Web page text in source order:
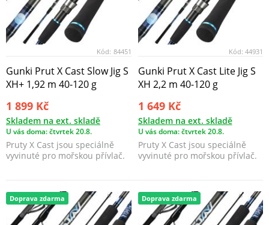
Kód: 84451
Gunki Prut X Cast Slow Jig S
XH+ 1,92 m 40-120 g
1 899 Kč
Skladem na ext. skladě
U vás doma: čtvrtek 20.8.
Pruty X Cast jsou speciálně
vyvinuté pro mořskou přívlač.
Kód: 44931
Gunki Prut X Cast Lite Jig S
XH 2,2 m 40-120 g
1 649 Kč
Skladem na ext. skladě
U vás doma: čtvrtek 20.8.
Pruty X Cast jsou speciálně
vyvinuté pro mořskou přívlač.
Doprava zdarma Doprava zdarma